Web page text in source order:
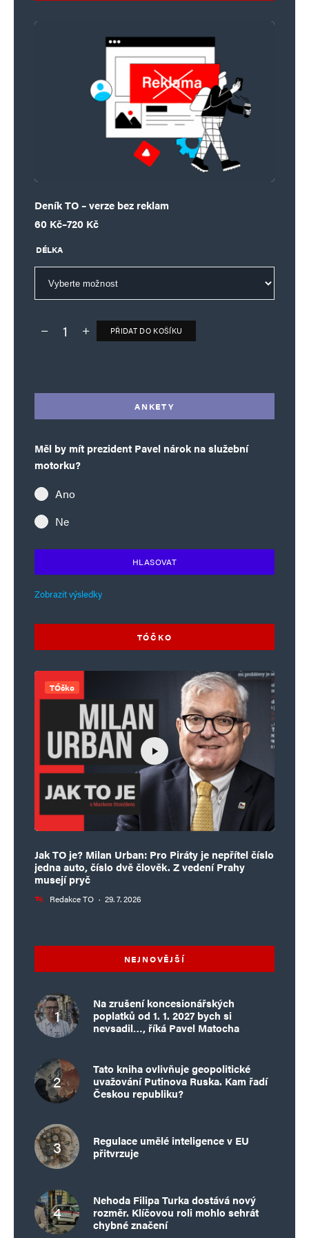
Deník TO – verze bez reklam
60 Kč–720 Kč
Rozpětí cen: 60 Kč až 720 Kč
DÉLKA
Deník TO – verze bez reklam množství
PŘIDAT DO KOŠÍKU
ANKETY
Měl by mít prezident Pavel nárok na služební
motorku?
Ano
Ne
HLASOVAT
Zobrazit výsledky
TÓČKO
TÓčko
Jak TO je? Milan Urban: Pro Piráty je nepřítel číslo
jedna auto, číslo dvě člověk. Z vedení Prahy
musejí pryč
Redakce TO · 29. 7. 2026
NEJNOVĚJŠÍ
Na zrušení koncesionářských
poplatků od 1. 1. 2027 bych si
nevsadil…, říká Pavel Matocha
Tato kniha ovlivňuje geopolitické
uvažování Putinova Ruska. Kam řadí
Českou republiku?
Regulace umělé inteligence v EU
přitvrzuje
Nehoda Filipa Turka dostává nový
rozměr. Klíčovou roli mohlo sehrát
chybné značení